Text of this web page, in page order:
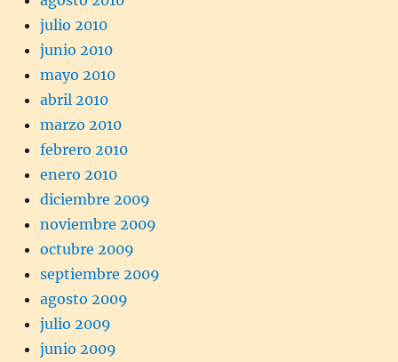
julio 2010
junio 2010
mayo 2010
abril 2010
marzo 2010
febrero 2010
enero 2010
diciembre 2009
noviembre 2009
octubre 2009
septiembre 2009
agosto 2009
julio 2009
junio 2009